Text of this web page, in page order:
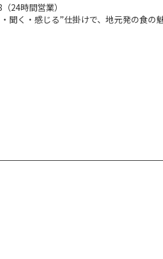
24時間営業）
く・感じる”仕掛けで、地元発の食の